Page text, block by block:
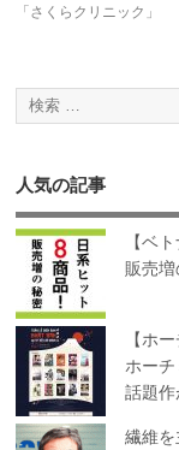
「さくらクリニック」
人気の記事
【ベ
販売
【ホ
ホーチ
話題
繊維